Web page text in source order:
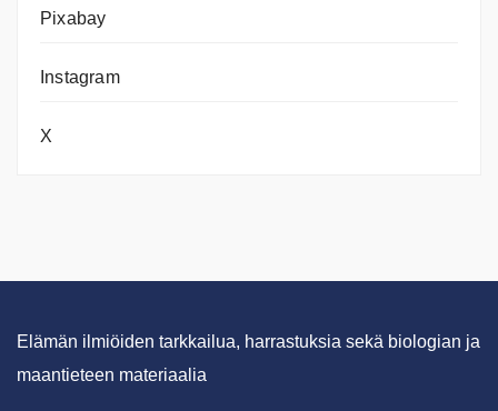
Pixabay
Instagram
X
Elämän ilmiöiden tarkkailua, harrastuksia sekä biologian ja
maantieteen materiaalia